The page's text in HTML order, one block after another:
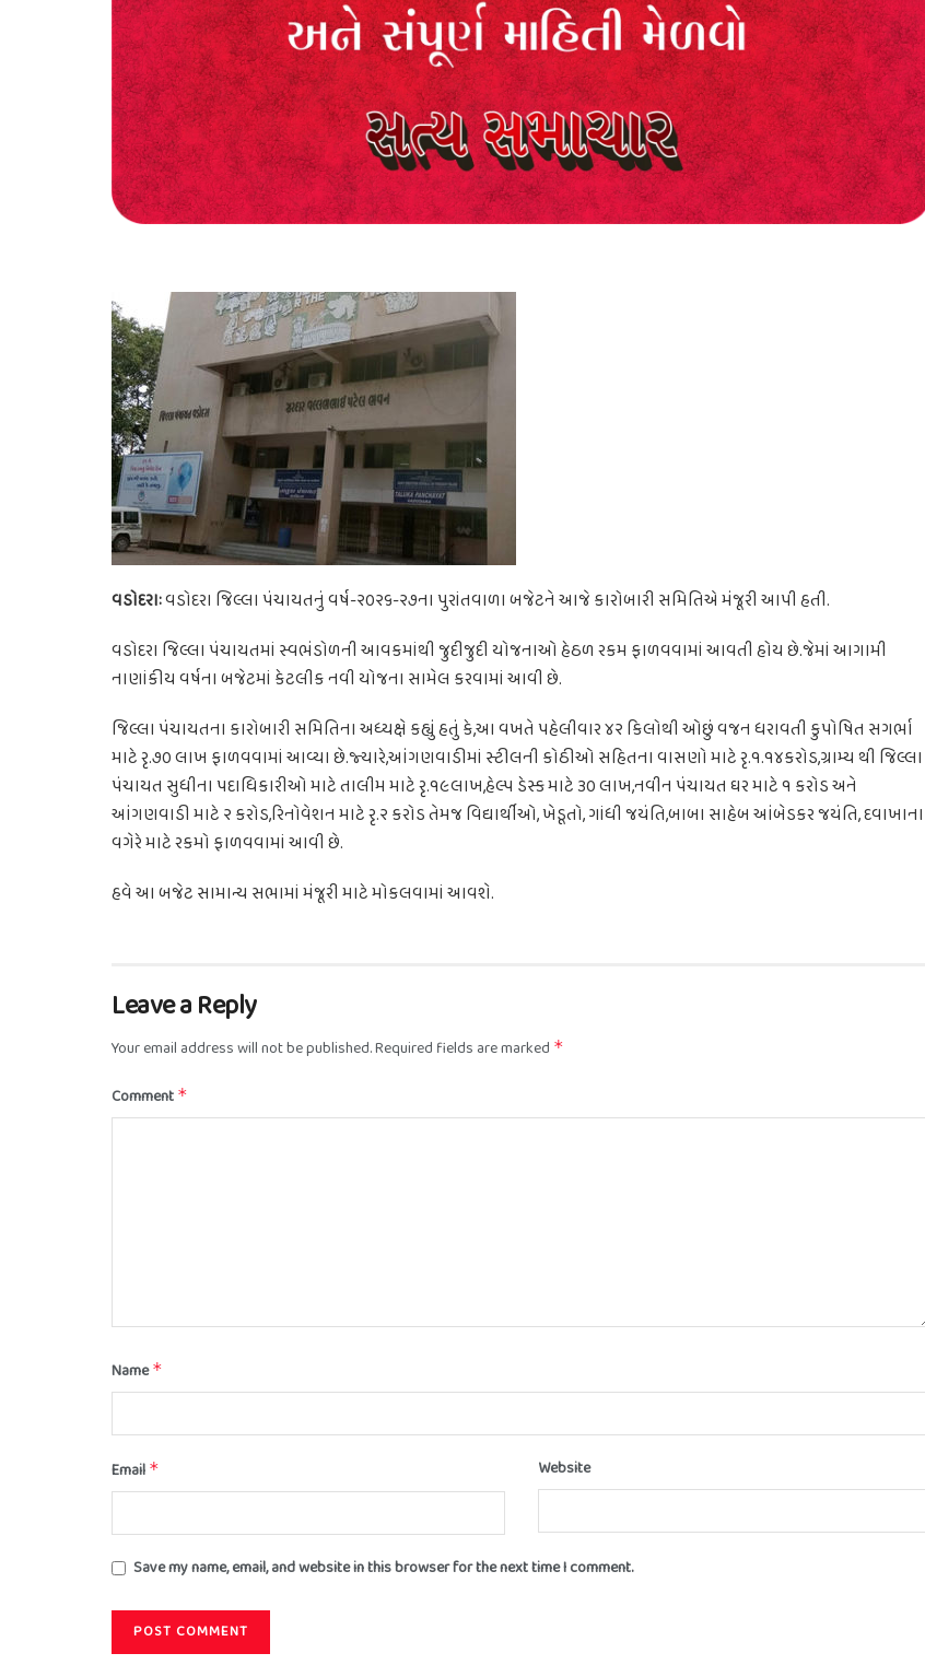
વડોદરાઃવડોદરા જિલ્લા પંચાયતનું વર્ષ-૨૦૨૬-૨૭ના પુરાંતવાળા બજેટને આજે કારોબારી સમિતિએ મંજૂરી આપી હતી.
વડોદરા જિલ્લા પંચાયતમાં સ્વભંડોળની આવકમાંથી જુદીજુદી યોજનાઓ હેઠળ રકમ ફાળવવામાં આવતી હોય છે.જેમાં આગામી
નાણાંકીય વર્ષના બજેટમાં કેટલીક નવી યોજના સામેલ કરવામાં આવી છે.
જિલ્લા પંચાયતના કારોબારી સમિતિના અધ્યક્ષે કહ્યું હતું કે,આ વખતે પહેલીવાર ૪૨ કિલોથી ઓછું વજન ધરાવતી કુપોષિત સગર્ભા
માટે રૃ.૭૦ લાખ ફાળવવામાં આવ્યા છે.જ્યારે,આંગણવાડીમાં સ્ટીલની કોઠીઓ સહિતના વાસણો માટે રૃ.૧.૧૪કરોડ,ગ્રામ્ય થી જિલ્લા
પંચાયત સુધીના પદાધિકારીઓ માટે તાલીમ માટે રૃ.૧૯લાખ,હેલ્પ ડેસ્ક માટે ૩૦ લાખ,નવીન પંચાયત ઘર માટે ૧ કરોડ અને
આંગણવાડી માટે ૨ કરોડ,રિનોવેશન માટે રૃ.૨ કરોડ તેમજ વિદ્યાર્થીઓ, ખેડૂતો, ગાંધી જયંતિ,બાબા સાહેબ આંબેડકર જયંતિ, દવાખાના
વગેરે માટે રકમો ફાળવવામાં આવી છે.
હવે આ બજેટ સામાન્ય સભામાં મંજૂરી માટે મોકલવામાં આવશે.
Leave a Reply
Your email address will not be published.Required fields are marked *
Comment *
Name*
Email * Website
Save my name, email, and website in this browser for the next time I comment.